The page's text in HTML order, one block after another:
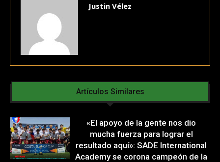
Justin Vélez
Artículos Similares
«El apoyo de la gente nos dio
mucha fuerza para lograr el
resultado aquí»: SADE International
Academy se corona campeón de la